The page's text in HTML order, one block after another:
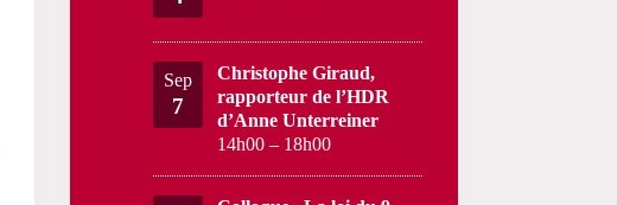
Sep
7
Christophe Giraud,
rapporteur de l’HDR
d’Anne Unterreiner
14h00 – 18h00